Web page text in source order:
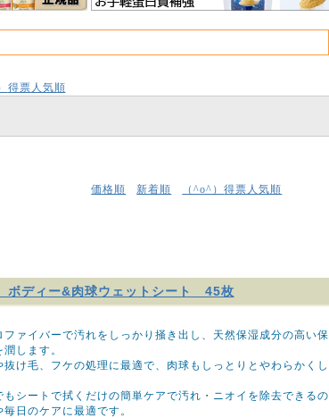
得票人気順
価格順 新着順 （^o^）得票人気順
ディー&肉球ウェットシート 45枚
ファイバーで汚れをしっかり掻き出し、天然保湿成分の高い保
します。
け毛、フケの処理に最適で、肉球もしっとりとやわらかくし
もシートで拭くだけの簡単ケアで汚れ・ニオイを除去できるの
日のケアに最適です。